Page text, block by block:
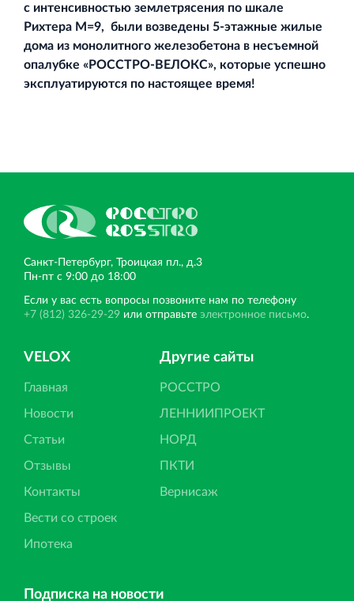
с интенсивностью землетрясения по шкале
Рихтера М=9, были возведены 5‐этажные жилые
дома из монолитного железобетона в несъемной
опалубке «РОССТРО-ВЕЛОКС», которые успешно
эксплуатируются по настоящее время!
Санкт‐Петербург, Троицкая пл., д.3
Пн‐пт с 9:00 до 18:00
Если у вас есть вопросы позвоните нам по телефону
+7 (812) 326-29-29 или отправьте электронное письмо.
VELOX
Главная
Новости
Статьи
Отзывы
Контакты
Вести со строек
Ипотека
Другие сайты
РОССТРО
ЛЕННИИПРОЕКТ
НОРД
ПКТИ
Вернисаж
Подписка на новости